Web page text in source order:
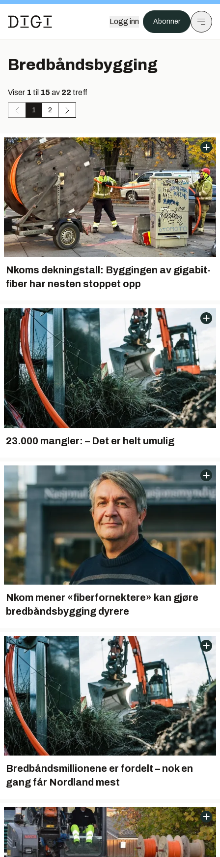
Logg inn Abonner
Bredbåndsbygging
Viser 1 til 15 av 22 treff
1 2
Nkoms dekningstall: Byggingen av gigabit-
fiber har nesten stoppet opp
23.000 mangler: – Det er helt umulig
Nkom mener «fiberfornektere» kan gjøre
bredbåndsbygging dyrere
Bredbåndsmillionene er fordelt – nok en
gang får Nordland mest